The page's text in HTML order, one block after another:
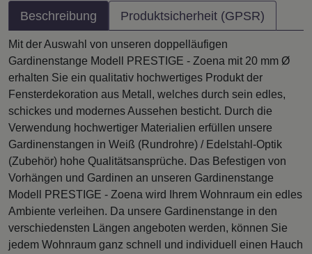
Beschreibung Produktsicherheit (GPSR)
Mit der Auswahl von unseren doppelläufigen
Gardinenstange Modell PRESTIGE - Zoena mit 20 mm Ø
erhalten Sie ein qualitativ hochwertiges Produkt der
Fensterdekoration aus Metall, welches durch sein edles,
schickes und modernes Aussehen besticht. Durch die
Verwendung hochwertiger Materialien erfüllen unsere
Gardinenstangen in Weiß (Rundrohre) / Edelstahl-Optik
(Zubehör) hohe Qualitätsansprüche. Das Befestigen von
Vorhängen und Gardinen an unseren Gardinenstange
Modell PRESTIGE - Zoena wird Ihrem Wohnraum ein edles
Ambiente verleihen. Da unsere Gardinenstange in den
verschiedensten Längen angeboten werden, können Sie
jedem Wohnraum ganz schnell und individuell einen Hauch